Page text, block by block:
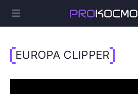
EUROPA CLIPPER